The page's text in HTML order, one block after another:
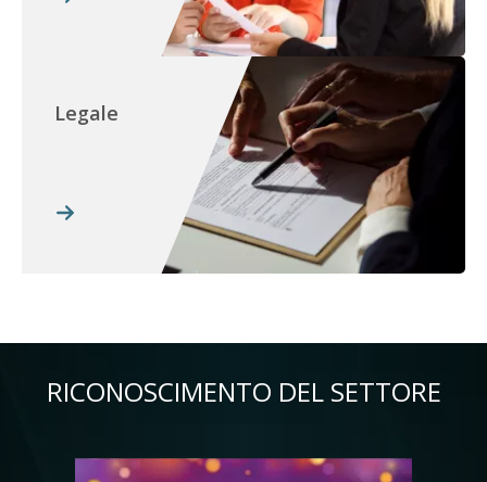
Legale
RICONOSCIMENTO DEL SETTORE
Immagine